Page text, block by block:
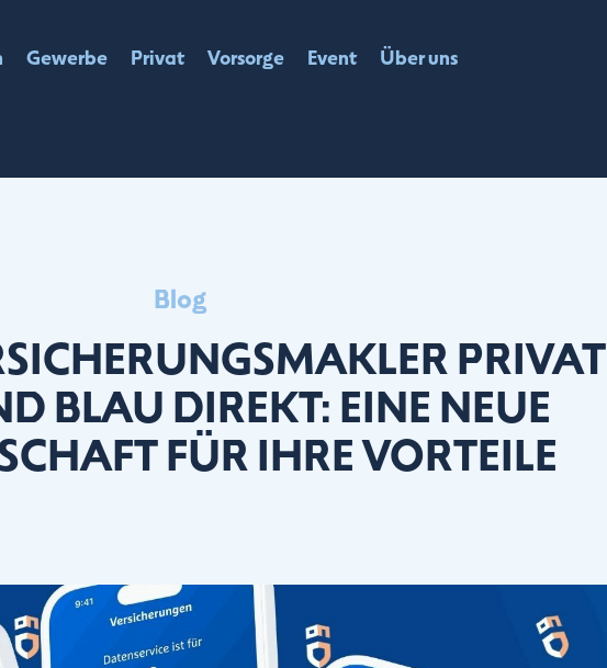
Gewerbe Privat Vorsorge Event Über uns
Blog
PRIVAT
BLAU DIREKT: EINE NEUE
FÜR IHRE VORTEILE